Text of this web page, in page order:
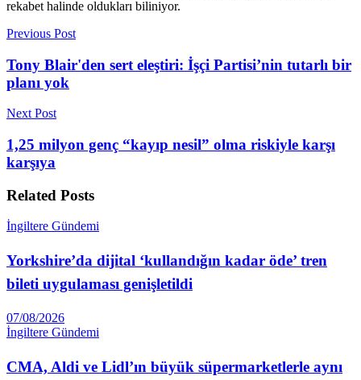
rekabet halinde oldukları biliniyor.
Previous Post
Tony Blair'den sert eleştiri: İşçi Partisi’nin tutarlı bir
planı yok
Next Post
1,25 milyon genç “kayıp nesil” olma riskiyle karşı
karşıya
Related Posts
İngiltere Gündemi
Yorkshire’da dijital ‘kullandığın kadar öde’ tren
bileti uygulaması genişletildi
07/08/2026
İngiltere Gündemi
CMA, Aldi ve Lidl’ın büyük süpermarketlerle aynı